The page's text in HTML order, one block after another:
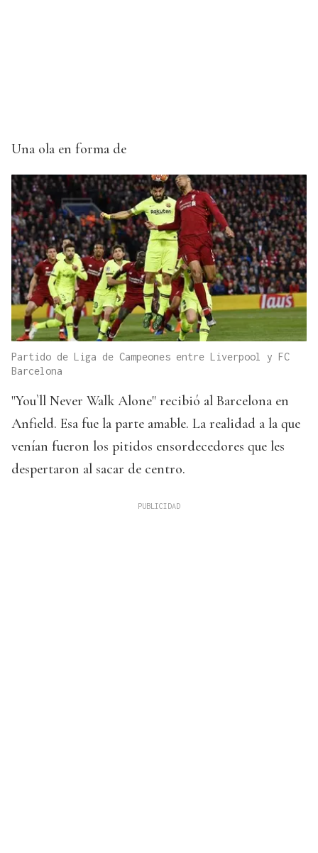
Una ola en forma de
Partido de Liga de Campeones entre Liverpool y FC
Barcelona
"You`ll Never Walk Alone" recibió al Barcelona en
Anfield. Esa fue la parte amable. La realidad a la que
venían fueron los pitidos ensordecedores que les
despertaron al sacar de centro.